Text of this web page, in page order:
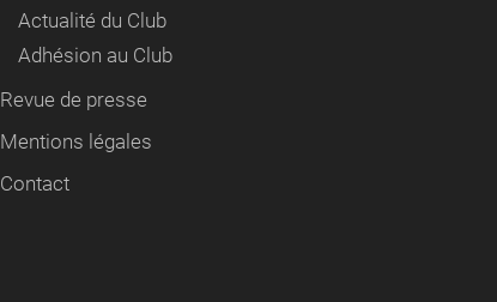
Actualité du Club
Adhésion au Club
Revue de presse
Mentions légales
Contact